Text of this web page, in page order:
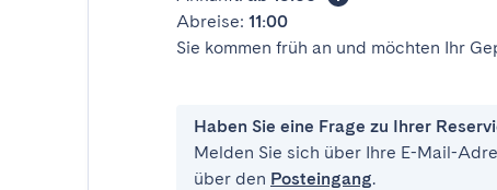
Abreise: 11:00
Sie kommen früh an und möchten Ihr
Haben Sie eine Frage zu Ihrer
Melden Sie sich über Ihre E-Mail-
über den Posteingang.